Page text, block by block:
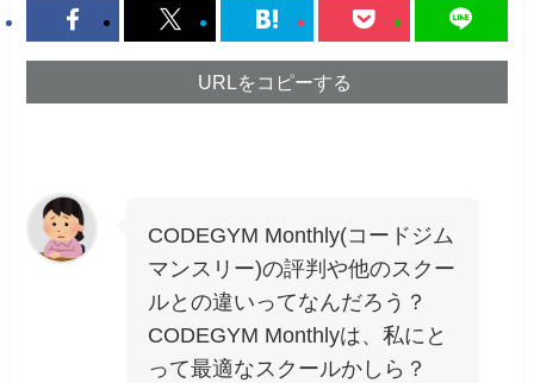
URLをコピーする
CODEGYM Monthly(コードジム
マンスリー)の評判や他のスクー
ルとの違いってなんだろう？
CODEGYM Monthlyは、私にと
って最適なスクールかしら？